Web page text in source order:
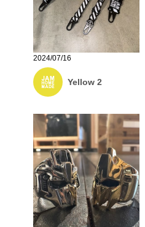
2024/07/16
Yellow 2